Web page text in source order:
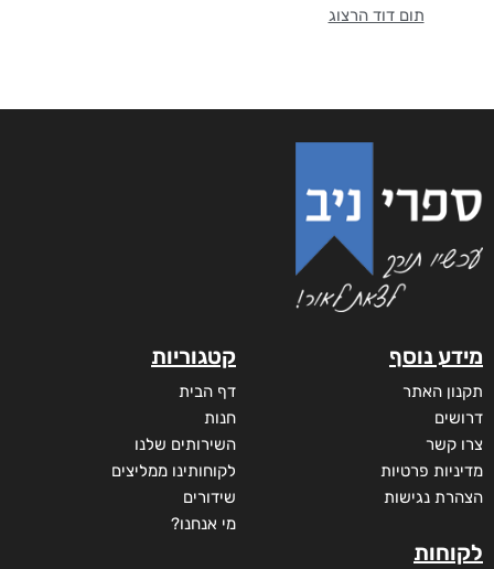
תום דוד הרצוג
מידע נוסף
תקנון האתר
דרושים
צרו קשר
מדיניות פרטיות
הצהרת נגישות
לקוחות
קטגוריות
דף הבית
חנות
השירותים שלנו
לקוחותינו ממליצים
שידורים
מי אנחנו?